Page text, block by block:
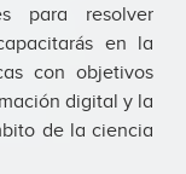
para resolver
en la
con objetivos
digital y la
de la ciencia